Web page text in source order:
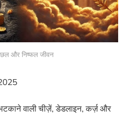
और निष्फल जीवन
वाली चीज़ें, डेडलाइन, कर्ज़ और